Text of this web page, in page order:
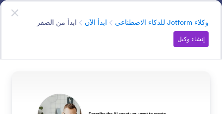
Get Started
بدء الحوار
وكلاء Jotform للذكاء الاصطناعي ابدأ الآن الفئةابدأ من الصفر
إنشاء وكيل